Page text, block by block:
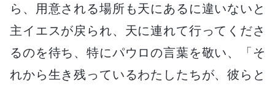
ら、用意される場所も天にあるに違いないと
主イエスが戻られ、天に連れて行ってくださ
るのを待ち、特にパウロの言葉を敬い、「そ
れから生き残っているわたしたちが、彼らと